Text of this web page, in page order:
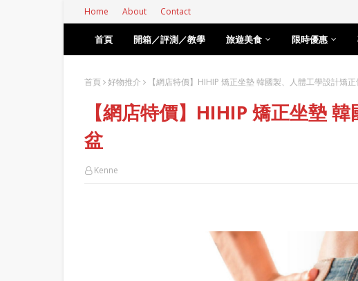
Home About Contact
首頁 開箱／評測／教學 旅遊美食 限時優惠
首頁 好物推介 【網店特價】HIHIP 矯正坐墊 韓國製、人體工學設計矯正
【網店特價】HIHIP 矯正坐墊
盆
Kenne